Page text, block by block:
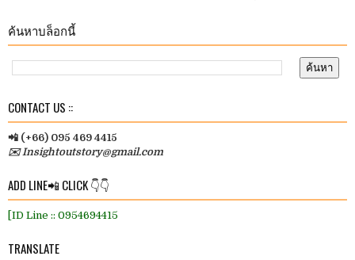
ค้นหาบล็อกนี้
CONTACT US ::
📲 (+66) 095 469 4415
✉️ Insightoutstory@gmail.com
ADD LINE📲 CLICK 👇👇
[ID Line :: 0954694415
TRANSLATE